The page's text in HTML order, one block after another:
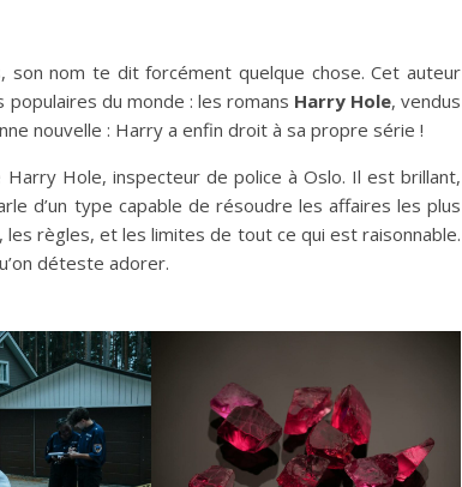
son nom te dit forcément quelque chose. Cet auteur
du monde : les romans Harry Hole, vendus
nouvelle : Harry a enfin droit à sa propre série !
Harry Hole, inspecteur de police à Oslo. Il est brillant,
d’un type capable de résoudre les affaires les plus
règles, et les limites de tout ce qui est raisonnable.
déteste adorer.